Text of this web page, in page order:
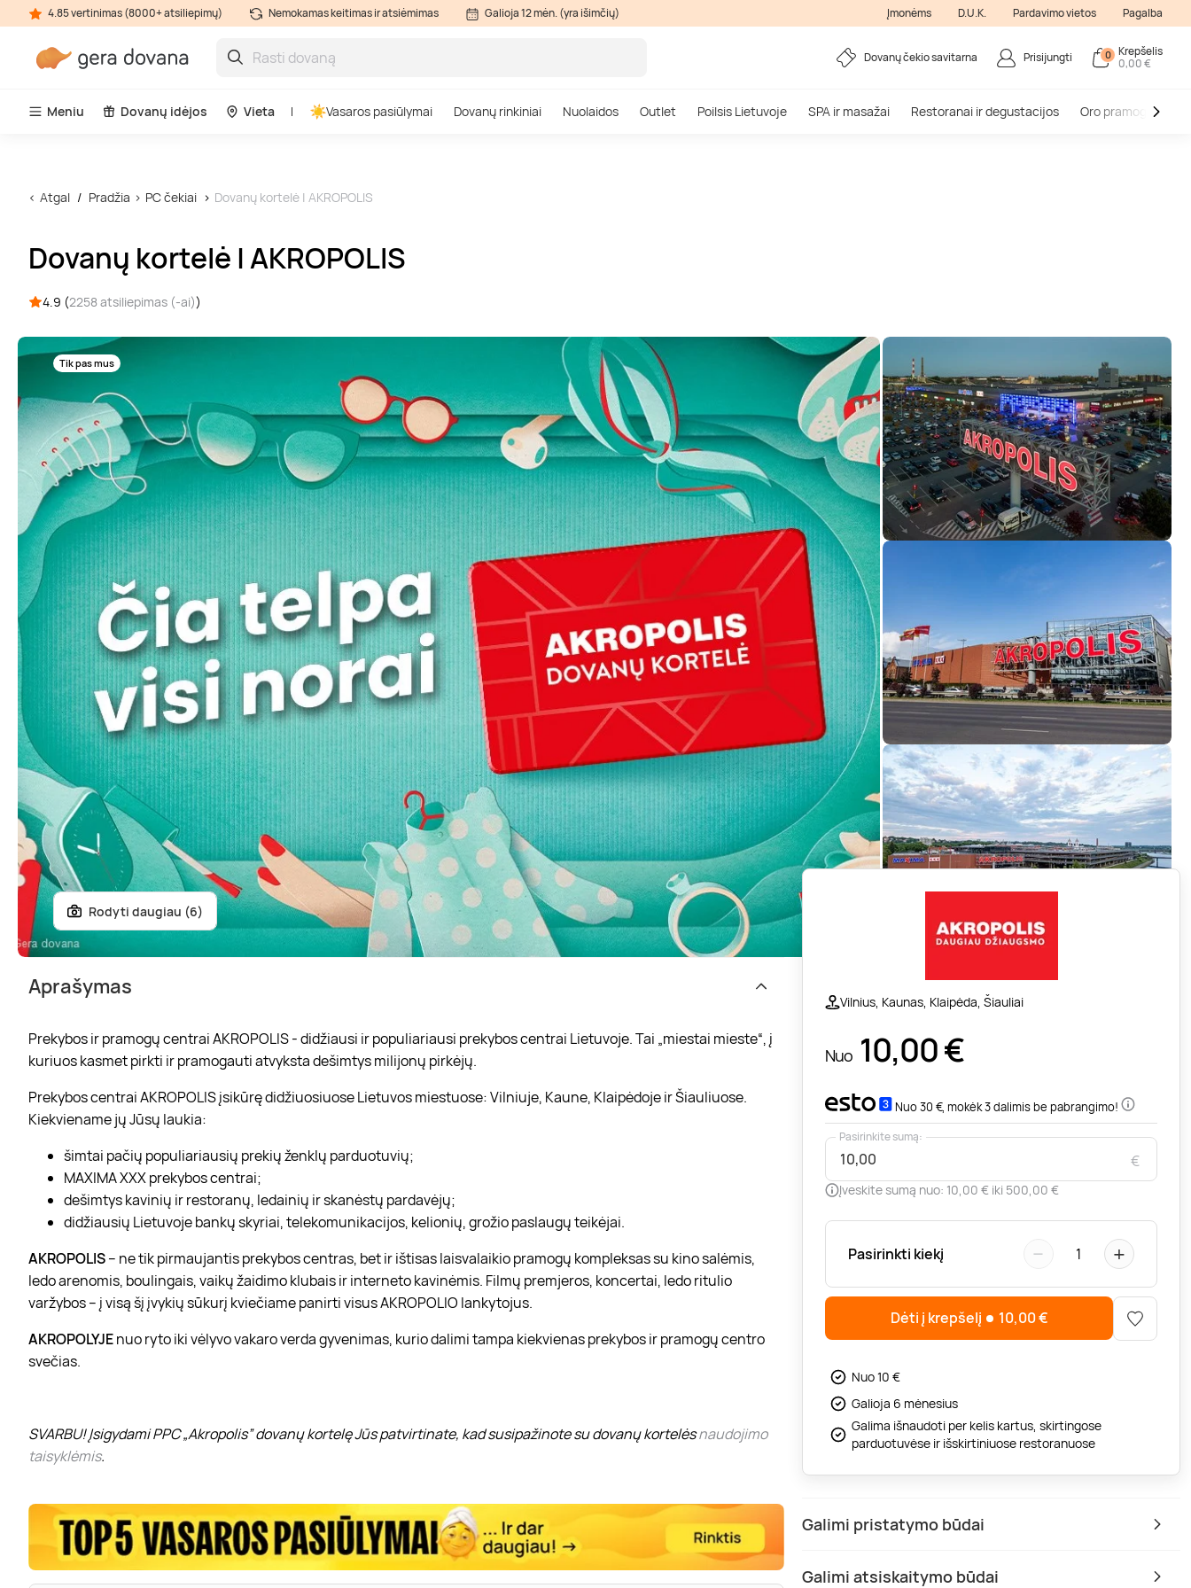
4.85 vertinimas (8000+ atsiliepimų) Nemokamas keitimas ir atsiėmimas Galioja 12 mėn. (yra išimčių) Įmonėms D.U.K. Pardavimo vietos Pagalba
Dovanų čekio savitarna Prisijungti 0 Krepšelis
0,00 €
Meniu Dovanų idėjos Vieta Vasaros pasiūlymai Dovanų rinkiniai Nuolaidos Outlet Poilsis Lietuvoje SPA ir masažai Restoranai ir degustacijos Oro pramogos
Atgal Pradžia PC čekiai Dovanų kortelė | AKROPOLIS
Dovanų kortelė | AKROPOLIS
4.9 (2258 atsiliepimas (-ai))
Tik pas mus
Rodyti daugiau (6)
Vilnius, Kaunas, Klaipėda, Šiauliai
Nuo 10,00€
Nuo 30 €, mokėk 3 dalimis be pabrangimo!
€
Pasirinkite sumą:
Įveskite sumą nuo: 10,00 € iki 500,00 €
Pasirinkti kiekį − 1 +
Dėti į krepšelį 10,00€
Nuo 10 €
Galioja 6 mėnesius
Galima išnaudoti per kelis kartus, skirtingose
parduotuvėse ir išskirtiniuose restoranuose
Galimi pristatymo būdai
Galimi atsiskaitymo būdai
Aprašymas
Prekybos ir pramogų centrai AKROPOLIS - didžiausi ir populiariausi prekybos centrai Lietuvoje. Tai „miestai mieste“, į
kuriuos kasmet pirkti ir pramogauti atvyksta dešimtys milijonų pirkėjų.
Prekybos centrai AKROPOLIS įsikūrę didžiuosiuose Lietuvos miestuose: Vilniuje, Kaune, Klaipėdoje ir Šiauliuose.
Kiekviename jų Jūsų laukia:
šimtai pačių populiariausių prekių ženklų parduotuvių;
MAXIMA XXX prekybos centrai;
dešimtys kavinių ir restoranų, ledainių ir skanėstų pardavėjų;
didžiausių Lietuvoje bankų skyriai, telekomunikacijos, kelionių, grožio paslaugų teikėjai.
AKROPOLIS– ne tik pirmaujantis prekybos centras, bet ir ištisas laisvalaikio pramogų kompleksas su kino salėmis,
ledo arenomis, boulingais, vaikų žaidimo klubais ir interneto kavinėmis. Filmų premjeros, koncertai, ledo ritulio
varžybos – į visą šį įvykių sūkurį kviečiame panirti visus AKROPOLIO lankytojus.
AKROPOLYJEnuo ryto iki vėlyvo vakaro verda gyvenimas, kurio dalimi tampa kiekvienas prekybos ir pramogų centro
svečias.
SVARBU! Įsigydami PPC „Akropolis” dovanų kortelę Jūs patvirtinate, kad susipažinote su dovanų kortelėsnaudojimo
taisyklėmis.